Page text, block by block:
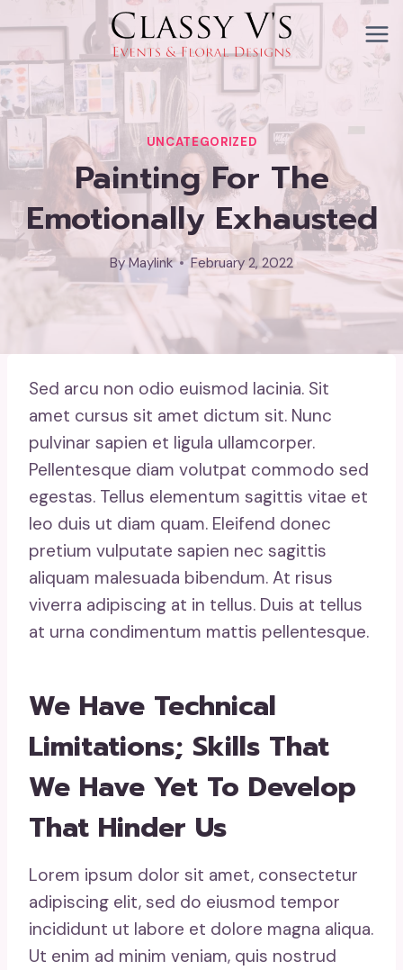
content
UNCATEGORIZED
Painting For The
Emotionally Exhausted
ByMaylink February 2, 2022
Sed arcu non odio euismod lacinia. Sit
amet cursus sit amet dictum sit. Nunc
pulvinar sapien et ligula ullamcorper.
Pellentesque diam volutpat commodo sed
egestas. Tellus elementum sagittis vitae et
leo duis ut diam quam. Eleifend donec
pretium vulputate sapien nec sagittis
aliquam malesuada bibendum. At risus
viverra adipiscing at in tellus. Duis at tellus
at urna condimentum mattis pellentesque.
We Have Technical
Limitations; Skills That
We Have Yet To Develop
That Hinder Us
Lorem ipsum dolor sit amet, consectetur
adipiscing elit, sed do eiusmod tempor
incididunt ut labore et dolore magna aliqua.
Ut enim ad minim veniam, quis nostrud